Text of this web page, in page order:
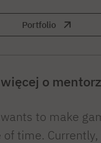
Portfolio
o
to make
of time.